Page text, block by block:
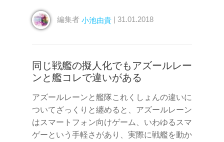
編集者 小池由貴 | 31.01.2018
同じ戦艦の擬人化でもアズールレー
ンと艦コレで違いがある
アズールレーンと艦隊これくしょんの違いに
ついてざっくりと纏めると、アズールレーン
はスマートフォン向けゲーム、いわゆるスマ
ゲーという手軽さがあり、実際に戦艦を動か